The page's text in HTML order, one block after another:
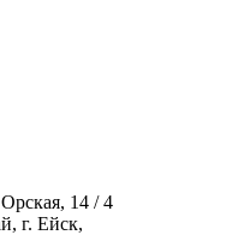
14 / 4
г. Ейск,